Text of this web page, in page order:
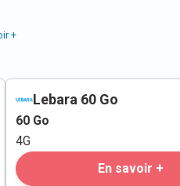
+
Lebara 60 Go
60 Go
4G
En savoir +